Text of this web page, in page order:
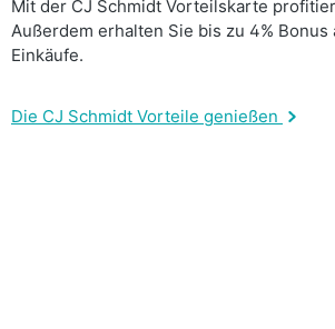
Mit der CJ Schmidt Vorteilskarte
Außerdem erhalten Sie bis zu 4%
Einkäufe.
Die CJ Schmidt Vorteile genießen